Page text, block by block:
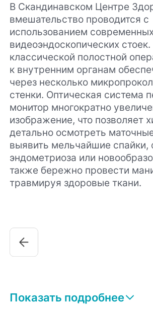
В Скандинавском Центре
вмешательство проводится с
использованием
видеоэндоскопических
классической полостной
к внутренним органам
через несколько
стенки. Оптическая система
монитор многократно
изображение, что позволяет
детально осмотреть
выявить мельчайшие спайки,
эндометриоза или
также бережно провести
травмируя здоровые ткани.
Показать подробнее